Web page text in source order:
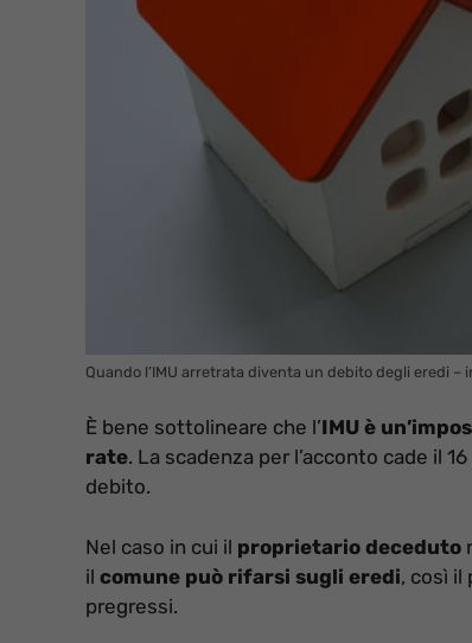
Quando l’IMU arretrata diventa un debito degli eredi –
È bene sottolineare che l’IMU è
rate. La scadenza per l’acconto cade il
debito.
Nel caso in cui il proprietario deceduto
il comune può rifarsi sugli eredi, così il
pregressi.